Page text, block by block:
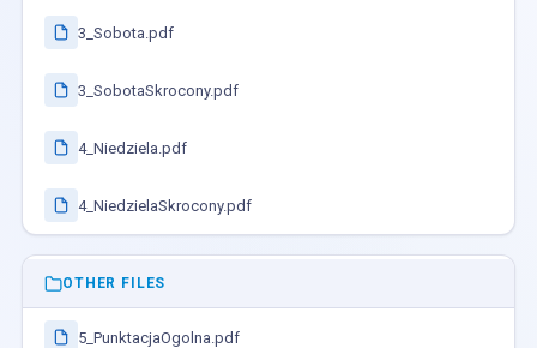
3_Sobota.pdf
3_SobotaSkrocony.pdf
4_Niedziela.pdf
4_NiedzielaSkrocony.pdf
OTHER FILES
5_PunktacjaOgolna.pdf